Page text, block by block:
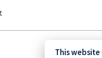
This website